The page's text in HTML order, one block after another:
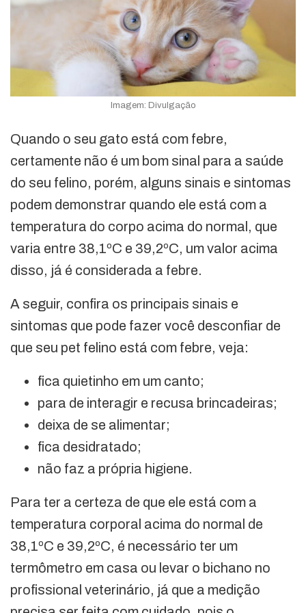
Imagem: Divulgação
Quando o seu gato está com febre,
certamente não é um bom sinal para a saúde
do seu felino, porém, alguns sinais e sintomas
podem demonstrar quando ele está com a
temperatura do corpo acima do normal, que
varia entre 38,1ºC e 39,2ºC, um valor acima
disso, já é considerada a febre.
A seguir, confira os principais sinais e
sintomas que pode fazer você desconfiar de
que seu pet felino está com febre, veja:
fica quietinho em um canto;
para de interagir e recusa brincadeiras;
deixa de se alimentar;
fica desidratado;
não faz a própria higiene.
Para ter a certeza de que ele está com a
temperatura corporal acima do normal de
38,1ºC e 39,2ºC, é necessário ter um
termômetro em casa ou levar o bichano no
profissional veterinário, já que a medição